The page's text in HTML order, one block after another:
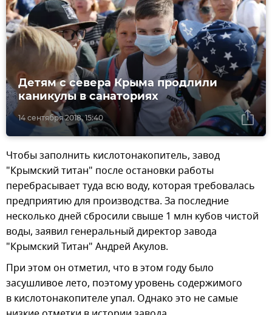
14 сентября 2018, 15:40
Детям с севера Крыма продлили
каникулы в санаториях
Чтобы заполнить кислотонакопитель, завод
"Крымский титан" после остановки работы
перебрасывает туда всю воду, которая требовалась
предприятию для производства. За последние
несколько дней сбросили свыше 1 млн кубов чистой
воды, заявил генеральный директор завода
"Крымский Титан" Андрей Акулов.
При этом он отметил, что в этом году было
засушливое лето, поэтому уровень содержимого
в кислотонакопителе упал. Однако это не самые